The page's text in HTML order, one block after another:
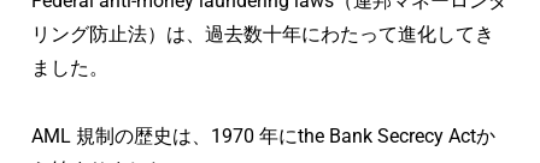
リング防止法）は、過去数十年にわたって進化してき
ました。
AML 規制の歴史は、1970 年にthe Bank Secrecy Actか